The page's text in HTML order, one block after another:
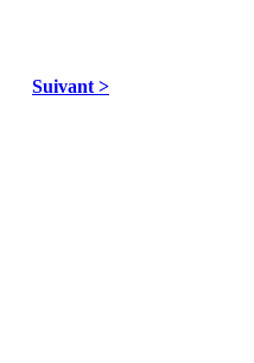
Suivant >